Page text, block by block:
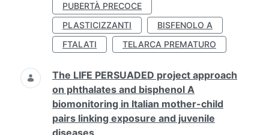
PUBERTÀ PRECOCE
PLASTICIZZANTI
BISFENOLO A
FTALATI
TELARCA PREMATURO
The LIFE PERSUADED project approach
on phthalates and bisphenol A
biomonitoring in Italian mother-child
pairs linking exposure and juvenile
diseases